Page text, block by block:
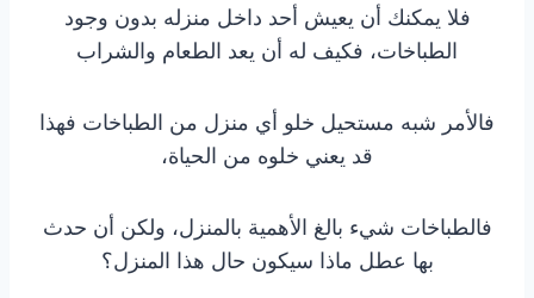
فلا يمكنك أن يعيش أحد داخل منزله بدون وجود
الطباخات، فكيف له أن يعد الطعام والشراب
فالأمر شبه مستحيل خلو أي منزل من الطباخات فهذا
قد يعني خلوه من الحياة،
فالطباخات شيء بالغ الأهمية بالمنزل، ولكن أن حدث
بها عطل ماذا سيكون حال هذا المنزل؟